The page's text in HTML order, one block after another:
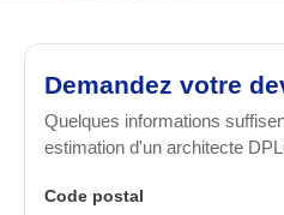
Demandez votre
Quelques informations
estimation d'un architecte
Code postal